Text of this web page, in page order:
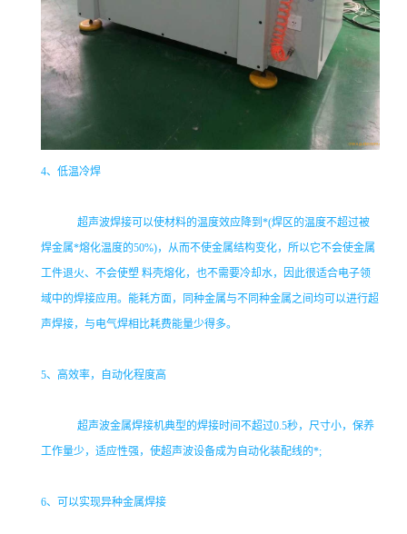
4、低温冷焊
超声波焊接可以使材料的温度效应降到*(焊区的温度不超过被
焊金属*熔化温度的50%)，从而不使金属结构变化，所以它不会使金属
工件退火、不会使塑 料壳熔化，也不需要冷却水，因此很适合电子领
域中的焊接应用。能耗方面，同种金属与不同种金属之间均可以进行超
声焊接，与电气焊相比耗费能量少得多。
5、高效率，自动化程度高
超声波金属焊接机典型的焊接时间不超过0.5秒，尺寸小，保养
工作量少，适应性强，使超声波设备成为自动化装配线的*;
6、可以实现异种金属焊接